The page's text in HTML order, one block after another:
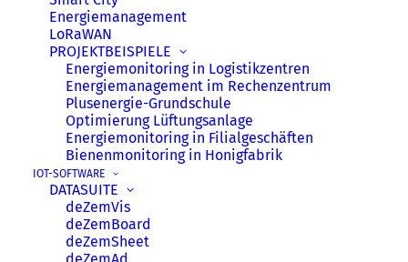
Energiemanagement
LoRaWAN
PROJEKTBEISPIELE
Energie­monitoring in Logistik­zentren
Energie­management im Rechen­zentrum
Plusenergie-Grundschule
Optimierung Lüftungsanlage
Energie­monitoring in Filial­geschäften
Bienenmonitoring in Honig­fabrik
IOT-SOFTWARE
DATASUITE
deZemVis
deZemBoard
deZemSheet